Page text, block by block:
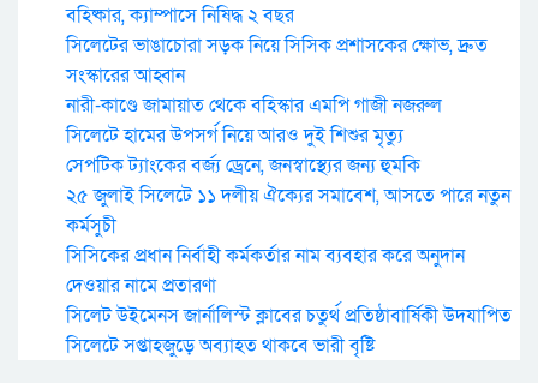
বহিষ্কার, ক্যাম্পাসে নিষিদ্ধ ২ বছর
সিলেটের ভাঙাচোরা সড়ক নিয়ে সিসিক প্রশাসকের ক্ষোভ, দ্রুত
সংস্কারের আহ্বান
নারী-কাণ্ডে জামায়াত থেকে বহিস্কার এমপি গাজী নজরুল
সিলেটে হামের উপসর্গ নিয়ে আরও দুই শিশুর মৃত্যু
সেপটিক ট্যাংকের বর্জ্য ড্রেনে, জনস্বাস্থ্যের জন্য হুমকি
২৫ জুলাই সিলেটে ১১ দলীয় ঐক্যের সমাবেশ, আসতে পারে নতুন
কর্মসুচী
সিসিকের প্রধান নির্বাহী কর্মকর্তার নাম ব্যবহার করে অনুদান
দেওয়ার নামে প্রতারণা
সিলেট উইমেনস জার্নালিস্ট ক্লাবের চতুর্থ প্রতিষ্ঠাবার্ষিকী উদযাপিত
সিলেটে সপ্তাহজুড়ে অব্যাহত থাকবে ভারী বৃষ্টি